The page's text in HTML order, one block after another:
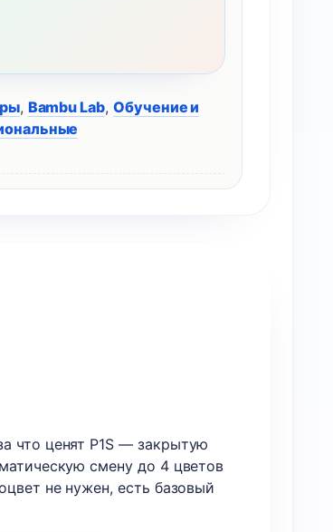
, Bambu Lab, Обучение и
что ценят P1S — закрытую
смену до 4 цветов
не нужен, есть базовый